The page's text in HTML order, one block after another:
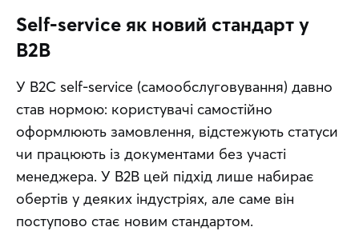
Self-service як новий стандарт у
B2B
У B2C self-service (самообслуговування) давно
став нормою: користувачі самостійно
оформлюють замовлення, відстежують статуси
чи працюють із документами без участі
менеджера. У B2B цей підхід лише набирає
обертів у деяких індустріях, але саме він
поступово стає новим стандартом.